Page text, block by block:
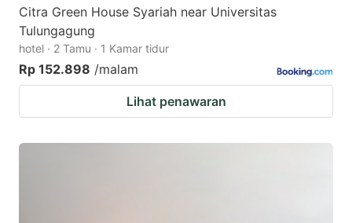
Citra Green House Syariah near Universitas
Tulungagung
hotel · 2 Tamu · 1 Kamar tidur
Rp 152.898 /malam
Lihat penawaran